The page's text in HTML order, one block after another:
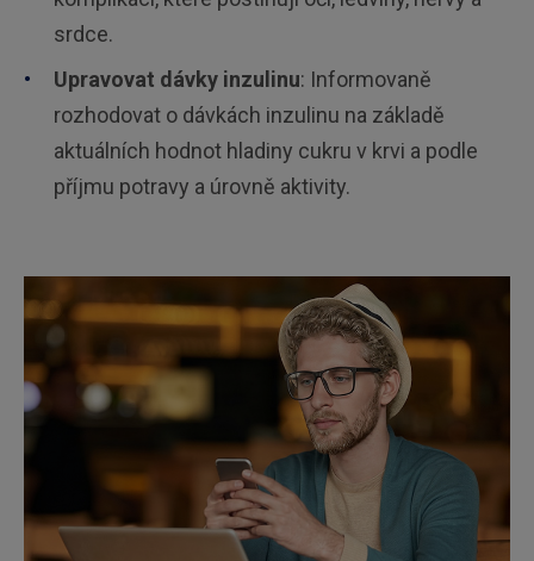
srdce.
Upravovat dávky inzulinu: Informovaně
rozhodovat o dávkách inzulinu na základě
aktuálních hodnot hladiny cukru v krvi a podle
příjmu potravy a úrovně aktivity.